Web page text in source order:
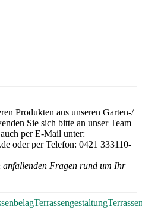
Produkten aus unseren Garten-/
Sie sich bitte an unser Team
per E-Mail unter:
oder per Telefon: 0421 333110-
anfallenden Fragen rund um Ihr
Terrassengestaltung